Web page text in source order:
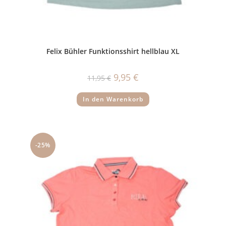
Felix Bühler Funktionsshirt hellblau XL
11,95€ Ursprünglicher
Preis
11,95 €
9,95 €
9,95 €.
In den Warenkorb
-25%